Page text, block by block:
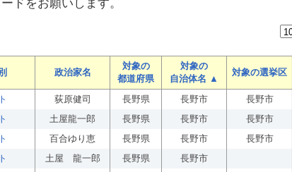
ドをお願いします。
政治家名
対象の
都道府県
対象の
自治体名 ▲
対象の選挙区
荻原健司 長野県 長野市 長野市
土屋龍一郎 長野県 長野市 長野市
百合ゆり恵 長野県 長野市 長野市
土屋 龍一郎 長野県 長野市